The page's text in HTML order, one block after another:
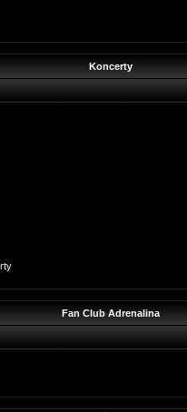
Koncerty
Fan Club Adrenalina